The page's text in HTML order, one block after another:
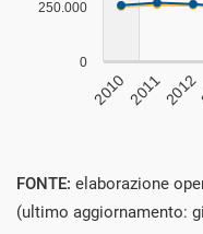
FONTE: elaborazione
(ultimo aggiornamento: